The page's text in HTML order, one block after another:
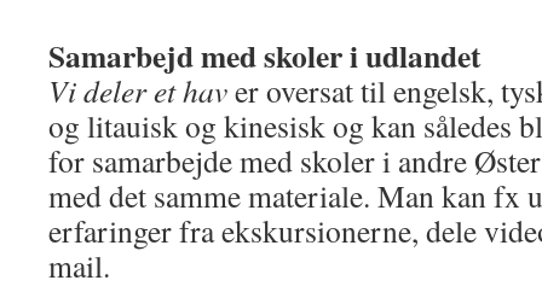
Samarbejd med skoler i udlandet
Vi deler et haver oversat til engelsk,
og litauisk og kinesisk og kan således
for samarbejde med skoler i andre
med det samme materiale. Man kan fx
erfaringer fra ekskursionerne, dele
mail.